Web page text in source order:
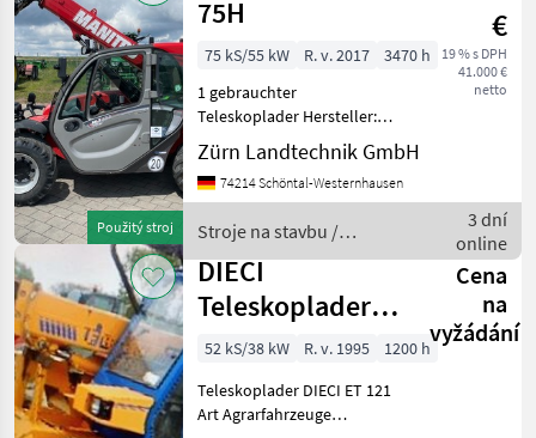
Použitý stroj
75H
€
19 % s DPH
41.000 €
netto
75 kS/55 kW R. v. 2017
3470 h
1 gebrauchter
Teleskoplader Hersteller:
Manitou Modell: MLT625
75H Baujahr: 2017
Betriebsstunden: 3500 h
Erfassungsnummer: 167013
Hubhöhe: 6 Met
Zürn Landtechnik GmbH
74214 Schöntal-Westernhausen
Stroje na stavbu /
Manitou
3 dní
online
DIECI
Teleskoplader
ET121 mit
Schaufel
Palletten
Cena
na
vyžádání
52 kS/38 kW R. v. 1995
1200 h
Teleskoplader DIECI ET 121
Art Agrarfahrzeuge